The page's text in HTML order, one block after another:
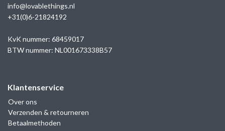
info@lovablethings.nl
+31(0)6-21824192
KvK nummer: 68459017
BTW nummer: NL001673338B57
Klantenservice
Over ons
Verzenden & retourneren
Betaalmethoden